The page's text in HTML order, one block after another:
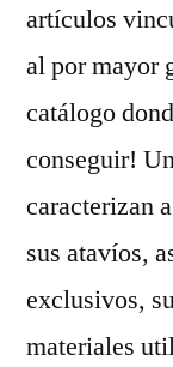
artículos
al por mayor
catálogo
conseguir!
caracterizan
sus atavíos,
exclusivos,
materiales